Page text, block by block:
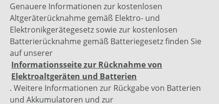
Genauere Informationen zur kostenlosen
Altgeräterücknahme gemäß Elektro- und
Elektronikgerätegesetz sowie zur kostenlosen
Batterierücknahme gemäß Batteriegesetz finden Sie
auf unserer
Informationsseite zur Rücknahme von
Elektroaltgeräten und Batterien
. Weitere Informationen zur Rückgabe von Batterien
und Akkumulatoren und zur